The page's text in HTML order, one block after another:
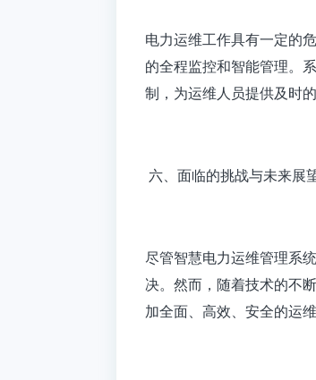
电力运维工作具有一定的
的全程监控和智能管理。
制，为运维人员提供及时
六、面临的挑战与未来展
尽管智慧电力运维管理系
决。然而，随着技术的不
加全面、高效、安全的运维